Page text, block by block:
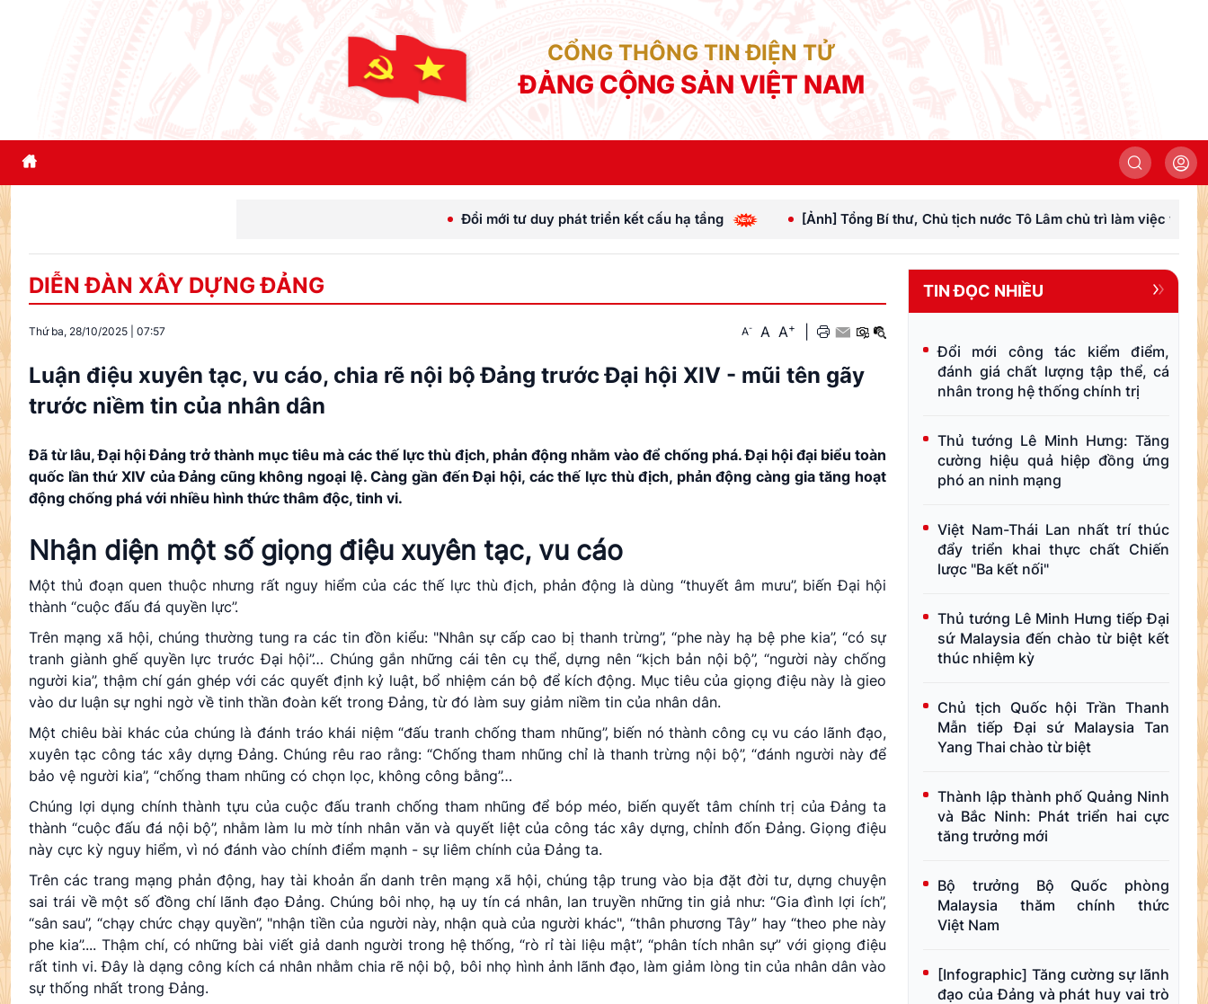
CỔNG THÔNG TIN ĐIỆN TỬ
ĐẢNG CỘNG SẢN VIỆT NAM
Đổi mới tư duy phát triển kết cấu hạ tầng [Ảnh] Tổng Bí thư, Chủ tịch nước Tô Lâm chủ trì làm việc với Đảng ủy Chính
DIỄN ĐÀN XÂY DỰNG ĐẢNG
Thứ ba, 28/10/2025 07:57 A- A A+
Luận điệu xuyên tạc, vu cáo, chia rẽ nội bộ Đảng trước Đại hội XIV - mũi tên gãy
trước niềm tin của nhân dân
Đã từ lâu, Đại hội Đảng trở thành mục tiêu mà các thế lực thù địch, phản động nhằm vào để chống phá. Đại hội đại biểu toàn
quốc lần thứ XIV của Đảng cũng không ngoại lệ. Càng gần đến Đại hội, các thế lực thù địch, phản động càng gia tăng hoạt
động chống phá với nhiều hình thức thâm độc, tinh vi.
Nhận diện một số giọng điệu xuyên tạc, vu cáo
Một thủ đoạn quen thuộc nhưng rất nguy hiểm của các thế lực thù địch, phản động là dùng “thuyết âm mưu”, biến Đại hội
thành “cuộc đấu đá quyền lực”.
Trên mạng xã hội, chúng thường tung ra các tin đồn kiểu: "Nhân sự cấp cao bị thanh trừng”, “phe này hạ bệ phe kia”, “có sự
tranh giành ghế quyền lực trước Đại hội”… Chúng gắn những cái tên cụ thể, dựng nên “kịch bản nội bộ”, “người này chống
người kia”, thậm chí gán ghép với các quyết định kỷ luật, bổ nhiệm cán bộ để kích động. Mục tiêu của giọng điệu này là gieo
vào dư luận sự nghi ngờ về tinh thần đoàn kết trong Đảng, từ đó làm suy giảm niềm tin của nhân dân.
Một chiêu bài khác của chúng là đánh tráo khái niệm “đấu tranh chống tham nhũng”, biến nó thành công cụ vu cáo lãnh đạo,
xuyên tạc công tác xây dựng Đảng. Chúng rêu rao rằng: “Chống tham nhũng chỉ là thanh trừng nội bộ”, “đánh người này để
bảo vệ người kia”, “chống tham nhũng có chọn lọc, không công bằng”…
Chúng lợi dụng chính thành tựu của cuộc đấu tranh chống tham nhũng để bóp méo, biến quyết tâm chính trị của Đảng ta
thành “cuộc đấu đá nội bộ”, nhằm làm lu mờ tính nhân văn và quyết liệt của công tác xây dựng, chỉnh đốn Đảng. Giọng điệu
này cực kỳ nguy hiểm, vì nó đánh vào chính điểm mạnh - sự liêm chính của Đảng ta.
Trên các trang mạng phản động, hay tài khoản ẩn danh trên mạng xã hội, chúng tập trung vào bịa đặt đời tư, dựng chuyện
sai trái về một số đồng chí lãnh đạo Đảng. Chúng bôi nhọ, hạ uy tín cá nhân, lan truyền những tin giả như: “Gia đình lợi ích”,
“sân sau”, “chạy chức chạy quyền”, "nhận tiền của người này, nhận quà của người khác", “thân phương Tây” hay “theo phe này
phe kia”.... Thậm chí, có những bài viết giả danh người trong hệ thống, “rò rỉ tài liệu mật”, “phân tích nhân sự” với giọng điệu
rất tinh vi. Đây là dạng công kích cá nhân nhằm chia rẽ nội bộ, bôi nhọ hình ảnh lãnh đạo, làm giảm lòng tin của nhân dân vào
sự thống nhất trong Đảng.
TIN ĐỌC NHIỀU
Đổi mới công tác kiểm điểm,
đánh giá chất lượng tập thể, cá
nhân trong hệ thống chính trị
Thủ tướng Lê Minh Hưng: Tăng
cường hiệu quả hiệp đồng ứng
phó an ninh mạng
Việt Nam-Thái Lan nhất trí thúc
đẩy triển khai thực chất Chiến
lược "Ba kết nối"
Thủ tướng Lê Minh Hưng tiếp Đại
sứ Malaysia đến chào từ biệt kết
thúc nhiệm kỳ
Chủ tịch Quốc hội Trần Thanh
Mẫn tiếp Đại sứ Malaysia Tan
Yang Thai chào từ biệt
Thành lập thành phố Quảng Ninh
và Bắc Ninh: Phát triển hai cực
tăng trưởng mới
Bộ trưởng Bộ Quốc phòng
Malaysia thăm chính thức
Việt Nam
[Infographic] Tăng cường sự lãnh
đạo của Đảng và phát huy vai trò